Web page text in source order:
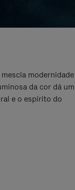
modernidade
da cor dá um
e o espírito do